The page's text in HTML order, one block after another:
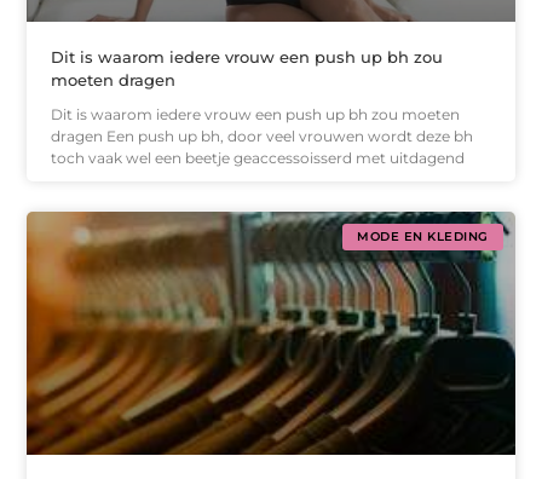
Dit is waarom iedere vrouw een push up bh zou
moeten dragen
Dit is waarom iedere vrouw een push up bh zou moeten
dragen Een push up bh, door veel vrouwen wordt deze bh
toch vaak wel een beetje geaccessoisserd met uitdagend
MODE EN KLEDING